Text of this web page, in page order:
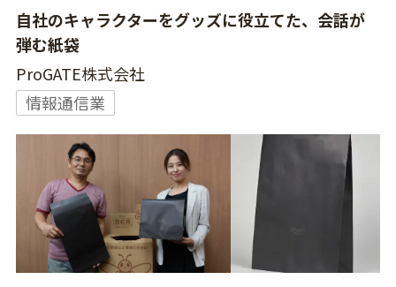
自社のキャラクターをグッズに役立てた、会話が
弾む紙袋
ProGATE株式会社
情報通信業